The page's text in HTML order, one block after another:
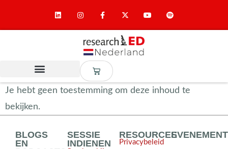
Je hebt geen toestemming om deze inhoud te
bekijken.
BLOGS
EN
SESSIE
INDIENEN
RESOURCES
Privacybeleid